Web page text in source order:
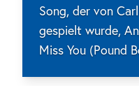
Song, der von
gespielt wurde,
Miss You (Pound